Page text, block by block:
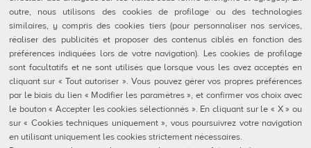
outre, nous utilisons des cookies de profilage ou des technologies
similaires, y compris des cookies tiers (pour personnaliser nos services,
réaliser des publicités et proposer des contenus ciblés en fonction des
préférences indiquées lors de votre navigation). Les cookies de profilage
sont facultatifs et ne sont utilisés que lorsque vous les avez acceptés en
cliquant sur « Tout autoriser ». Vous pouvez gérer vos propres préférences
par le biais du lien « Modifier les paramètres », et confirmer vos choix avec
le bouton « Accepter les cookies sélectionnés ». En cliquant sur le « X » ou
sur « Cookies techniques uniquement », vous poursuivrez votre navigation
en utilisant uniquement les cookies strictement nécessaires.
Canada G1M 2X5
Tél: 418-650-2425
Sans Frais 866-650-2425
Mechanicsville, VA 23111-USA
Ph. (804) 569-1000
866-460-QAMF (7263)
Fax (804) 559-8650
QubicaAMF Produits
Mendes
Entreprise
eShop
Contact
Formulaires FDS
Privacy Policy
Cookie Policy
Cookie Settings
Rapports De Dénonciation
Portail Client